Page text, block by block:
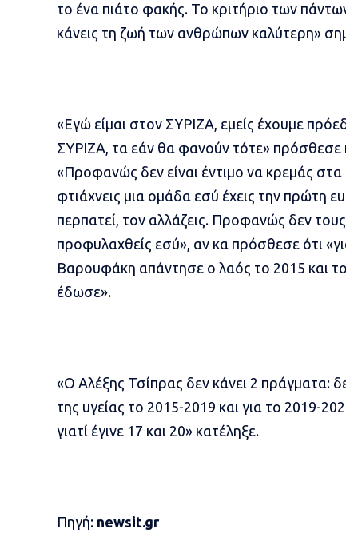
το ένα πιάτο φακής. Το κριτήριο των πάντων
κάνεις τη ζωή των ανθρώπων καλύτερη»
«Εγώ είμαι στον ΣΥΡΙΖΑ, εμείς έχουμε
ΣΥΡΙΖΑ, τα εάν θα φανούν τότε»
«Προφανώς δεν είναι έντιμο να κρεμάς
φτιάχνεις μια ομάδα εσύ έχεις την πρώτη
περπατεί, τον αλλάζεις. Προφανώς δεν
προφυλαχθείς εσύ», αν κα πρόσθεσε ότι
Βαρουφάκη απάντησε ο λαός το 2015 και
έδωσε».
«Ο Αλέξης Τσίπρας δεν κάνει 2 πράγματα:
της υγείας το 2015-2019 και για το 2019-
γιατί έγινε 17 και 20» κατέληξε.
Πηγή: newsit.gr